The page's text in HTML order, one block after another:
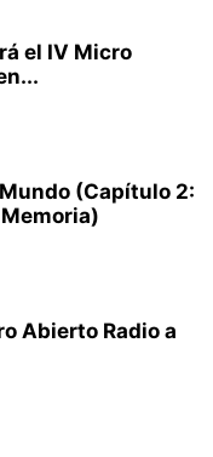
el IV Micro
(Capítulo 2:
Abierto Radio a